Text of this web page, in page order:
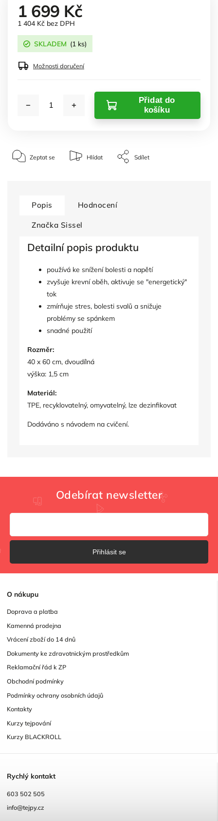
1 699 Kč
1 404 Kč bez DPH
SKLADEM (1 ks)
Možnosti doručení
Přidat do
košíku
Zeptat se Hlídat Sdílet
Popis Hodnocení
Značka Sissel
Detailní popis produktu
používá ke snížení bolesti a napětí
zvyšuje krevní oběh, aktivuje se "energetický"
tok
zmírňuje stres, bolesti svalů a snižuje
problémy se spánkem
snadné použití
Rozměr:
40 x 60 cm, dvoudílná
výška: 1,5 cm
Materiál:
TPE, recyklovatelný, omyvatelný, lze dezinfikovat
Dodáváno s návodem na cvičení.
O nákupu
Doprava a platba
Kamenná prodejna
Vrácení zboží do 14 dnů
Dokumenty ke zdravotnickým prostředkům
Reklamační řád k ZP
Obchodní podmínky
Podmínky ochrany osobních údajů
Kontakty
Kurzy tejpování
Kurzy BLACKROLL
Rychlý kontakt
603 502 505
info@tejpy.cz
Odebírat newsletter
Přihlásit se